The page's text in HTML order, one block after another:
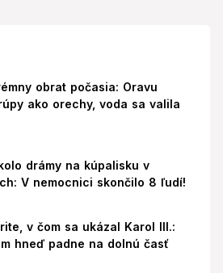
obrat počasia: Oravu
ako orechy, voda sa valila
drámy na kúpalisku v
V nemocnici skončilo 8 ľudí!
v čom sa ukázal Karol III.:
hneď padne na dolnú časť